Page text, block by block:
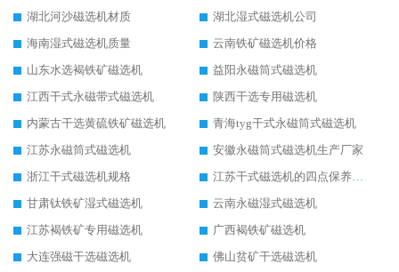
湖北河沙磁选机材质
湖北湿式磁选机公司
海南湿式磁选机质量
云南铁矿磁选机价格
山东水选褐铁矿磁选机
益阳永磁筒式磁选机
江西干式永磁带式磁选机
陕西干选专用磁选机
内蒙古干选黄硫铁矿磁选机
青海tyg干式永磁筒式磁选机
江苏永磁筒式磁选机
安徽永磁筒式磁选机生产厂家
浙江干式磁选机规格
江苏干式磁选机的四点保养秘籍
甘肃钛铁矿湿式磁选机
云南永磁湿式磁选机
江苏褐铁矿专用磁选机
广西褐铁矿磁选机
大连强磁干选磁选机
佛山贫矿干选磁选机